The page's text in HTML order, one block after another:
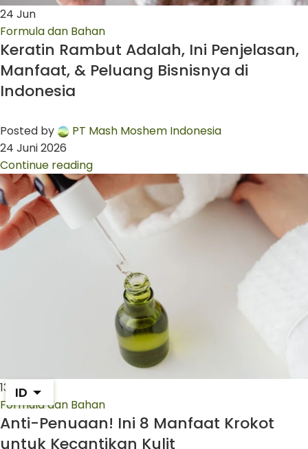
24 Jun
Formula dan Bahan
Keratin Rambut Adalah, Ini Penjelasan,
Manfaat, & Peluang Bisnisnya di
Indonesia
Posted by
PT Mash Moshem Indonesia
24 Juni 2026
Continue reading
13
Jun
Formula dan Bahan
Anti-Penuaan! Ini 8 Manfaat Krokot
untuk Kecantikan Kulit
ID